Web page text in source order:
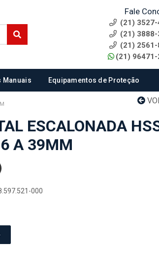
Fale
(21) 3527-
(21) 3888-
(21) 2561-
(21) 96471-
Manuais Equipamentos de Proteção
ESCALONADA
A 39MM
000